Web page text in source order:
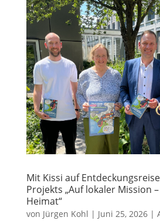
Mit Kissi auf
Projekts „Auf lokaler Mission
Heimat“
von Jürgen Kohl | Juni 25, 2026|